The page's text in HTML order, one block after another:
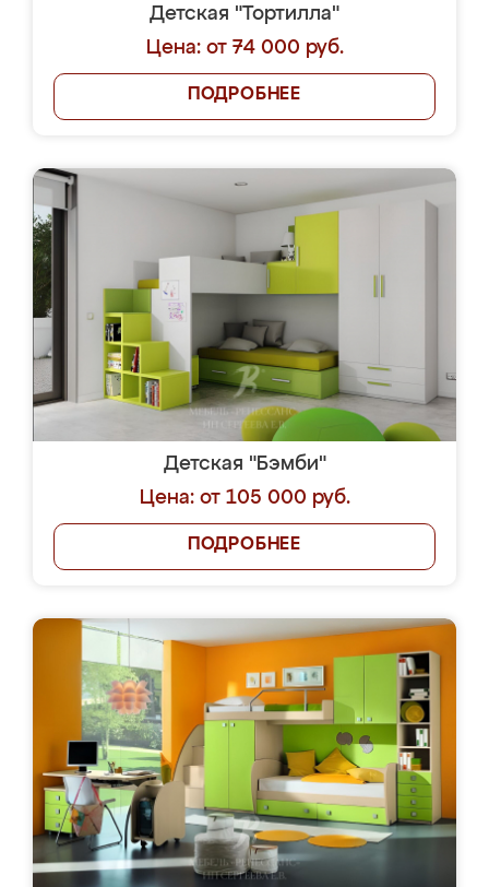
Детская "Тортилла"
Цена: от 74 000 руб.
ПОДРОБНЕЕ
Детская "Бэмби"
Цена: от 105 000 руб.
ПОДРОБНЕЕ